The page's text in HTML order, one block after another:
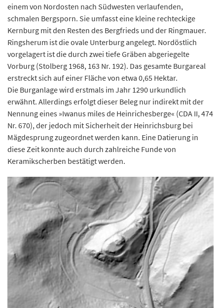
einem von Nordosten nach Südwesten verlaufenden,
schmalen Bergsporn. Sie umfasst eine kleine rechteckige
Kernburg mit den Resten des Bergfrieds und der Ringmauer.
Ringsherum ist die ovale Unterburg angelegt. Nordöstlich
vorgelagert ist die durch zwei tiefe Gräben abgeriegelte
Vorburg (Stolberg 1968, 163 Nr. 192). Das gesamte Burgareal
erstreckt sich auf einer Fläche von etwa 0,65 Hektar.
Die Burganlage wird erstmals im Jahr 1290 urkundlich
erwähnt. Allerdings erfolgt dieser Beleg nur indirekt mit der
Nennung eines »Iwanus miles de Heinrichesberge« (CDA II, 474
Nr. 670), der jedoch mit Sicherheit der Heinrichsburg bei
Mägdesprung zugeordnet werden kann. Eine Datierung in
diese Zeit konnte auch durch zahlreiche Funde von
Keramikscherben bestätigt werden.